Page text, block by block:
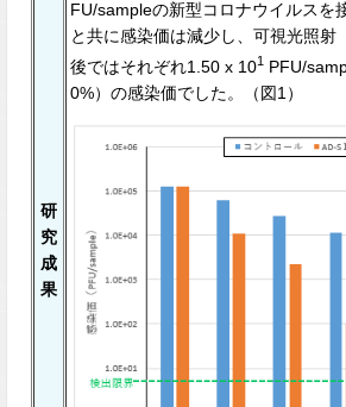
研
究
成
果
FU/sampleの新型コロナウイルスを
と共に感染価は減少し、可視光照射
後ではそれぞれ1.50 x 101
PFU/
0%）の感染価でした。（図1）